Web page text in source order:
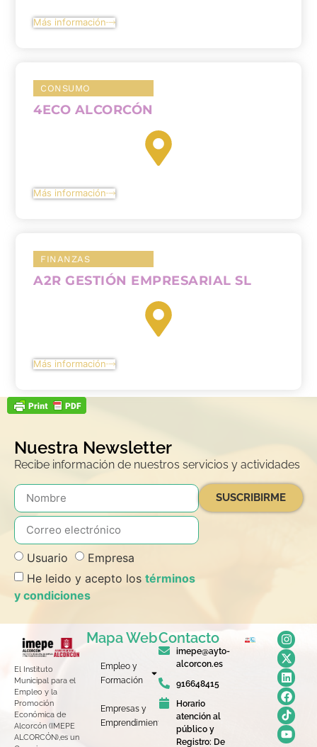
Más información
CONSUMO
4ECO ALCORCÓN
Más información
FINANZAS
A2R GESTIÓN EMPRESARIAL SL
Más información
Nuestra Newsletter
Recibe información de nuestros servicios y actividades
Usuario
Empresa
He leido y acepto los términos
y condiciones
SUSCRIBIRME
El Instituto
Municipal para el
Empleo y la
Promoción
Económica de
Alcorcón (IMEPE
ALCORCÓN),es un
Mapa Web
Empleo y
Formación
Empresas y
Emprendimiento
Contacto
imepe@ayto-
alcorcon.es
916648415
Horario
atención al
público y
Registro: De